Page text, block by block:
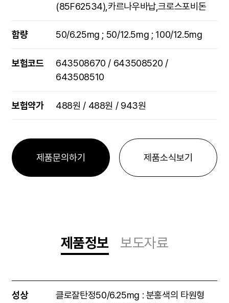
(85F62534),카르나우바납,크로스포비돈
함량 50/6.25mg ; 50/12.5mg ; 100/12.5mg
보험코드
643508670 / 643508520 /
643508510
보험약가 488원 / 488원 / 943원
제품문의하기 제품소식보기
제품정보 보도자료
성상
클로잘탄정50/6.25mg : 분홍색의 타원형